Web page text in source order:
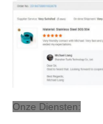
Onze Diensten: